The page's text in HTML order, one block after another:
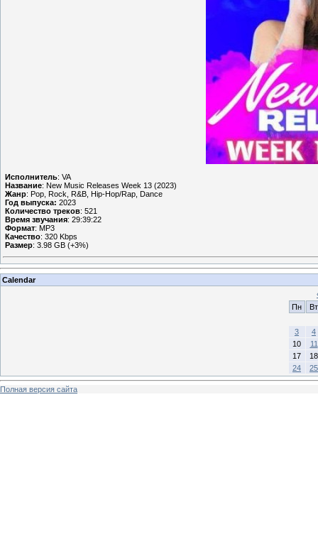
Исполнитель: VA
Название: New Music Releases Week 13 (2023)
Жанр: Pop, Rock, R&B, Hip-Hop/Rap, Dance
Год выпуска: 2023
Количество треков: 521
Время звучания: 29:39:22
Формат: MP3
Качество: 320 Kbps
Размер: 3.98 GB (+3%)
Calendar
Пн
Вт
3
4
10
11
17
18
24
25
Полная версия сайта